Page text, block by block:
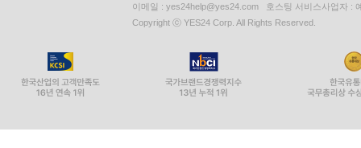
이메일 : yes24help@yes24.com 호스팅 서비스사업자 :
Copyright ⓒ YES24 Corp. All Rights Reserved.